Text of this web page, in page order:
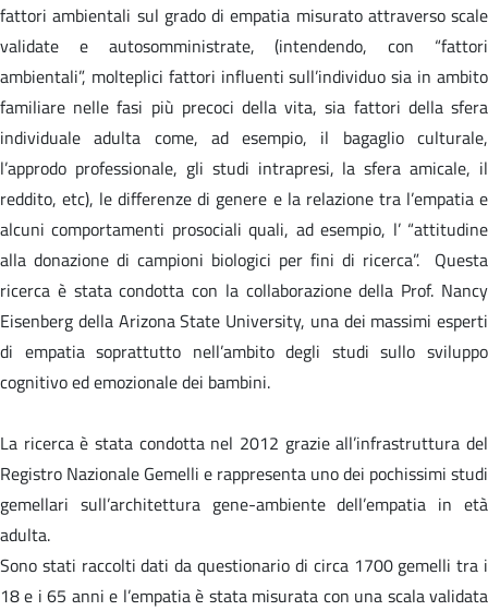
fattori ambientali sul grado di empatia misurato attraverso scale
validate e autosomministrate, (intendendo, con “fattori
ambientali”, molteplici fattori influenti sull’individuo sia in ambito
familiare nelle fasi più precoci della vita, sia fattori della sfera
individuale adulta come, ad esempio, il bagaglio culturale,
l’approdo professionale, gli studi intrapresi, la sfera amicale, il
reddito, etc), le differenze di genere e la relazione tra l’empatia e
alcuni comportamenti prosociali quali, ad esempio, l’ “attitudine
alla donazione di campioni biologici per fini di ricerca”. Questa
ricerca è stata condotta con la collaborazione della Prof. Nancy
Eisenberg della Arizona State University, una dei massimi esperti
di empatia soprattutto nell’ambito degli studi sullo sviluppo
cognitivo ed emozionale dei bambini.
La ricerca è stata condotta nel 2012 grazie all’infrastruttura del
Registro Nazionale Gemelli e rappresenta uno dei pochissimi studi
gemellari sull’architettura gene-ambiente dell’empatia in età
adulta.
Sono stati raccolti dati da questionario di circa 1700 gemelli tra i
18 e i 65 anni e l’empatia è stata misurata con una scala validata